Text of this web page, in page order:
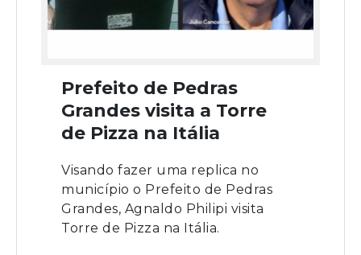
Prefeito de Pedras
Grandes visita a Torre
de Pizza na Itália
Visando fazer uma replica no
município o Prefeito de Pedras
Grandes, Agnaldo Philipi visita
Torre de Pizza na Itália.